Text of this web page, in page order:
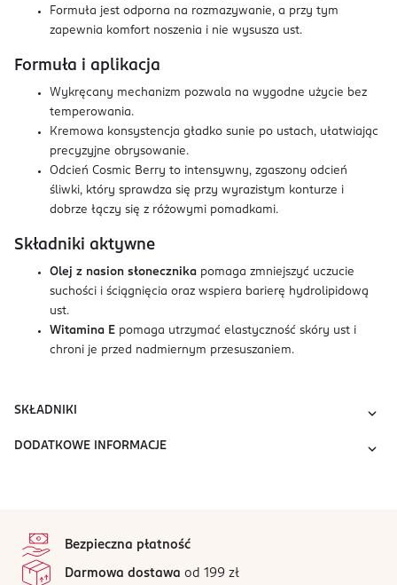
Formuła jest odporna na rozmazywanie, a przy tym
zapewnia komfort noszenia i nie wysusza ust.
Formuła i aplikacja
Wykręcany mechanizm pozwala na wygodne użycie bez
temperowania.
Kremowa konsystencja gładko sunie po ustach, ułatwiając
precyzyjne obrysowanie.
Odcień Cosmic Berry to intensywny, zgaszony odcień
śliwki, który sprawdza się przy wyrazistym konturze i
dobrze łączy się z różowymi pomadkami.
Składniki aktywne
Olej z nasion słonecznika pomaga zmniejszyć uczucie
suchości i ściągnięcia oraz wspiera barierę hydrolipidową
ust.
Witamina E pomaga utrzymać elastyczność skóry ust i
chroni je przed nadmiernym przesuszaniem.
SKŁADNIKI
DODATKOWE INFORMACJE
Bezpieczna płatność
Darmowa dostawa od 199 zł